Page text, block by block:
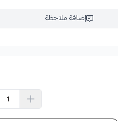
إضافة ملاحظة